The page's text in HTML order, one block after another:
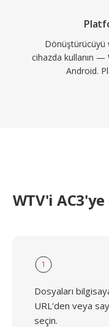
Dönüştürücüyü
cihazda kullanın —
Android.
WTV'i
1
Dosyaları
URL'den veya
seçin.